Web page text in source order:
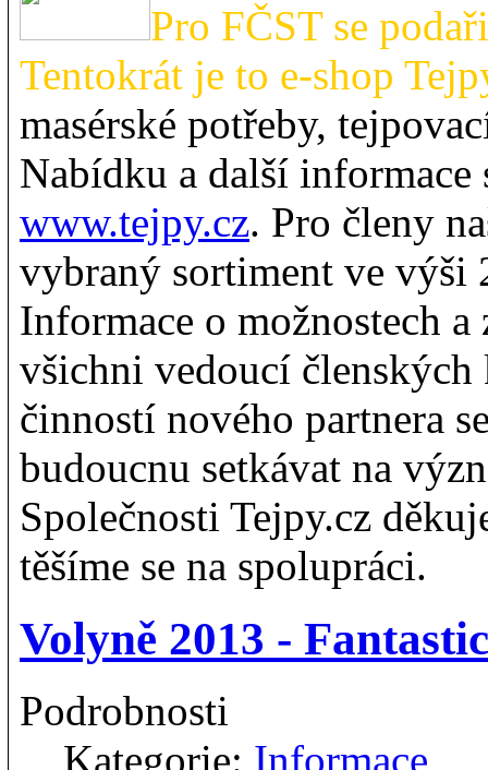
Pro FČST se
Tentokrát je to e-shop
masérské potřeby,
Nabídku a další informace
www.tejpy.cz. Pro členy
vybraný sortiment ve výši
Informace o možnostech
všichni vedoucí členských
činností nového partnera
budoucnu setkávat na
Společnosti Tejpy.cz
těšíme se na spolupráci.
Volyně 2013 -
Podrobnosti
Kategorie: Informace